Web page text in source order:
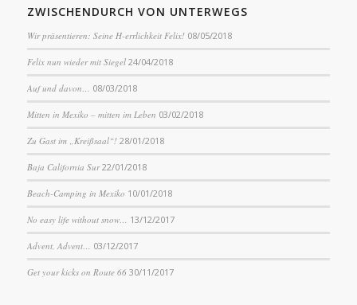
ZWISCHENDURCH VON UNTERWEGS
Wir präsentieren: Seine H-errlichkeit Felix! 08/05/2018
Felix nun wieder mit Siegel 24/04/2018
Auf und davon… 08/03/2018
Mitten in Mexiko – mitten im Leben 03/02/2018
Zu Gast im „Kreißsaal“! 28/01/2018
Baja California Sur 22/01/2018
Beach-Camping in Mexiko 10/01/2018
No easy life without snow… 13/12/2017
Advent, Advent… 03/12/2017
Get your kicks on Route 66 30/11/2017